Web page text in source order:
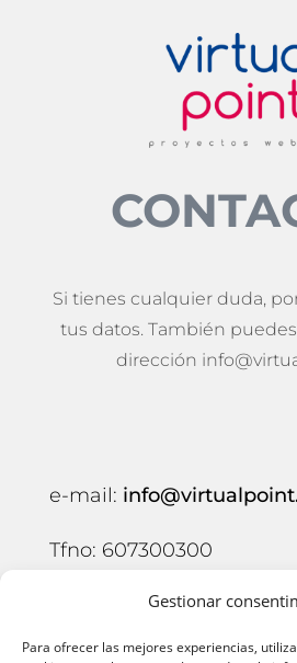
Gestionar
Para ofrecer las mejores experiencias,
Si tienes cualquier duda,
tus datos. También
dirección
e-mail:
Tfno: 607300300